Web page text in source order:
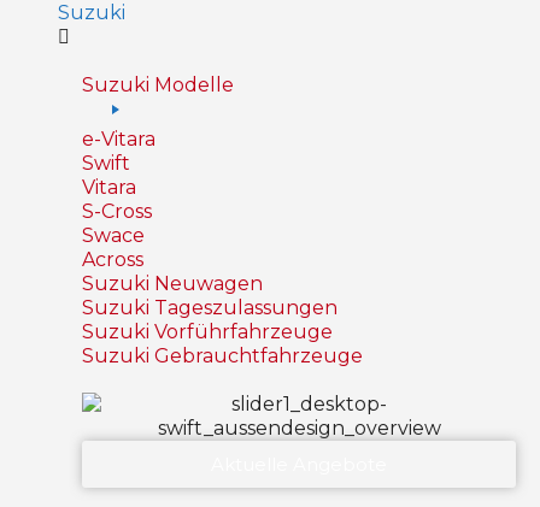
Suzuki
Suzuki Modelle
e-Vitara
Swift
Vitara
S-Cross
Swace
Across
Suzuki Neuwagen
Suzuki Tageszulassungen
Suzuki Vorführfahrzeuge
Suzuki Gebrauchtfahrzeuge